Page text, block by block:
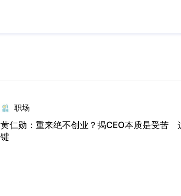
职场
黄仁勋：重来绝不创业？揭CEO本质是受苦
键